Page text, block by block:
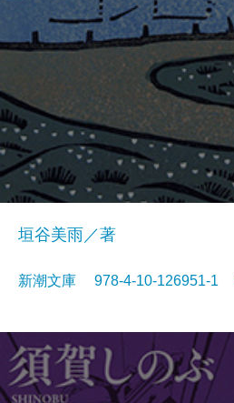
垣谷美雨／著
新潮文庫 978-4-10-126951-